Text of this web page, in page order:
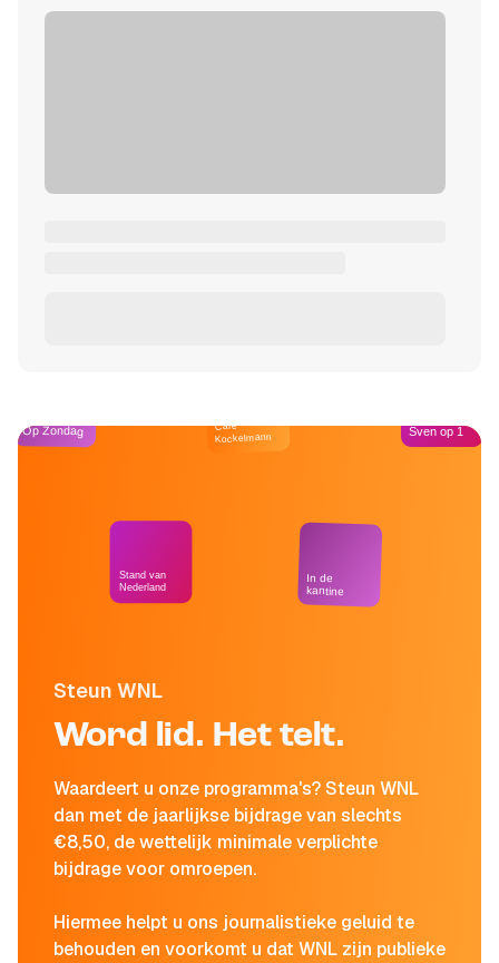
Steun WNL
Word lid. Het telt.
Waardeert u onze programma's? Steun WNL
dan met de jaarlijkse bijdrage van slechts
€8,50, de wettelijk minimale verplichte
bijdrage voor omroepen.
Hiermee helpt u ons journalistieke geluid te
behouden en voorkomt u dat WNL zijn publieke
Op Zondag
Stand van
Nederland
Café
Kockelmann
In de
kantine
Sven op 1